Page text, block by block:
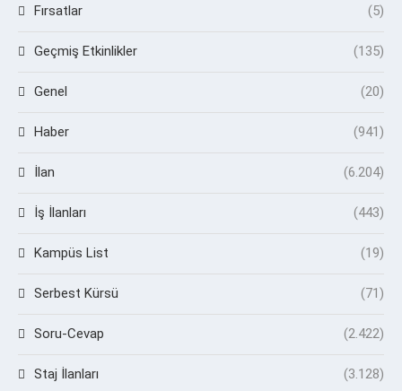
Fırsatlar (5)
Geçmiş Etkinlikler (135)
Genel (20)
Haber (941)
İlan (6.204)
İş İlanları (443)
Kampüs List (19)
Serbest Kürsü (71)
Soru-Cevap (2.422)
Staj İlanları (3.128)